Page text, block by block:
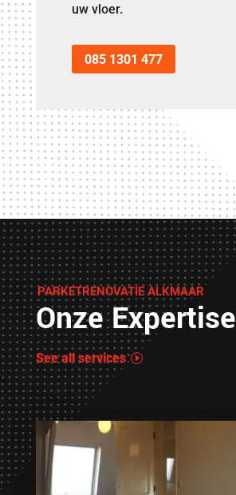
uw vloer.
085 1301 477
PARKETRENOVATIE ALKMAAR
Onze Expertise
See all services